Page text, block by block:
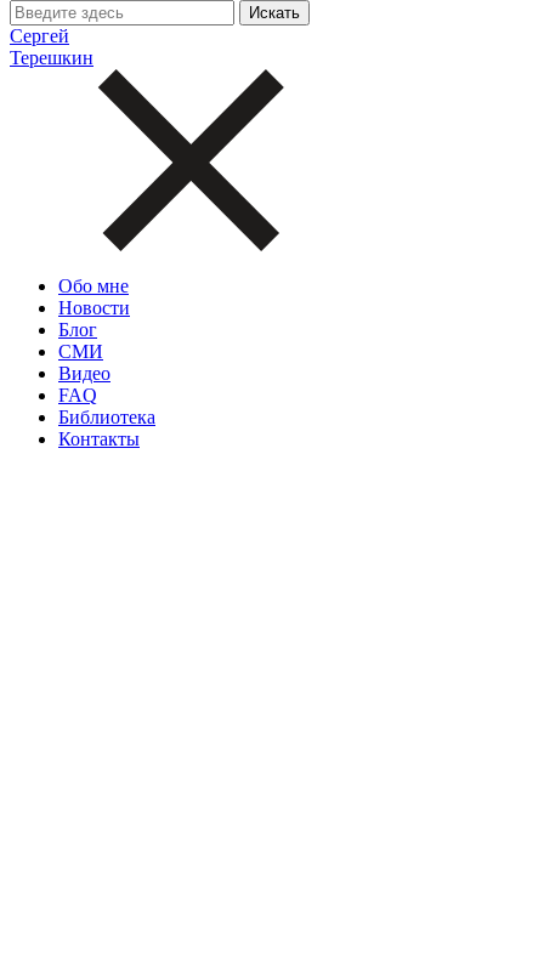
Сергей
Терешкин
Обо мне
Новости
Блог
СМИ
Видео
FAQ
Библиотека
Контакты